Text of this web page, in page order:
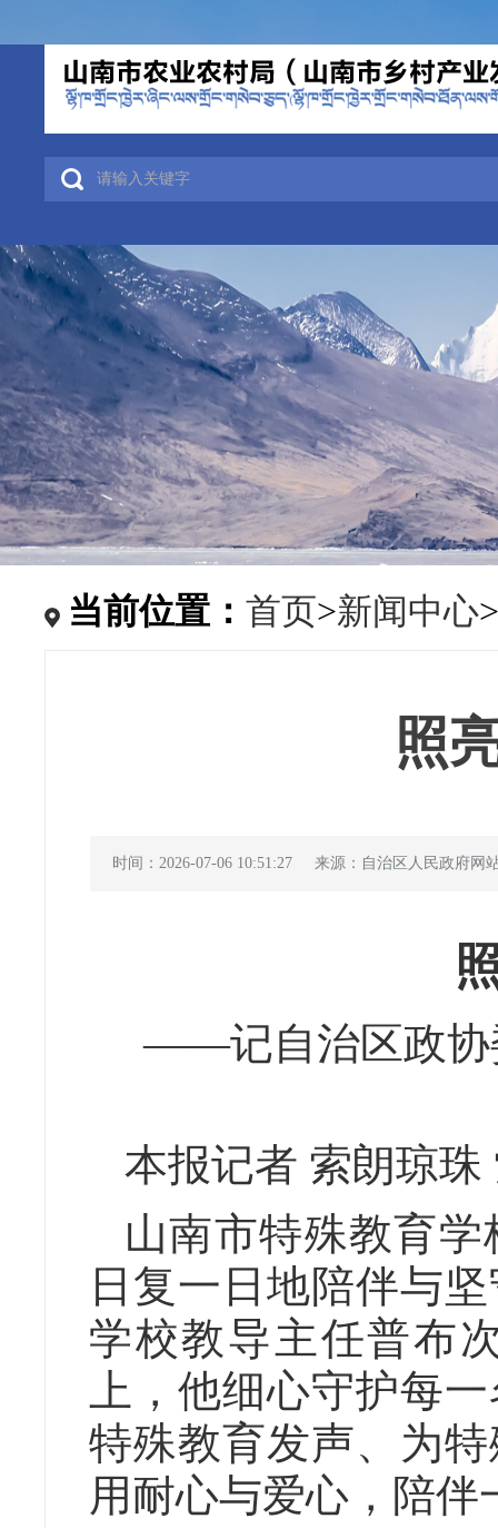
当前位置： 首页>新闻中心>
照
时间：2026-07-06 10:51:27 来源：自治区人民政府网
——记自治区政协
本报记者 索朗琼珠
山南市特殊教育
日复一日地陪伴与
学校教导主任普布
上，他细心守护每
特殊教育发声、为
用耐心与爱心，陪